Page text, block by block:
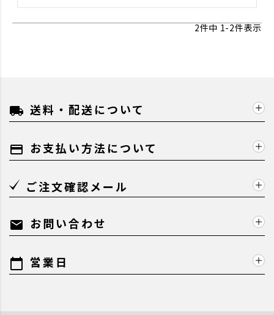
2件中 1-2件表示
local_shipping 送料・配送について
payment お支払い方法について
ご注文確認メール
mail お問い合わせ
calendar_today 営業日